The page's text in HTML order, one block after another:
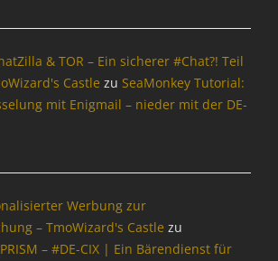
& TOR – Ein sicherer #Chat?! Teil
Castle zu SeaMonkey Tutorial:
mit Enigmail – nieder mit der DE-
Werbung zur
– TmoWizard's Castle zu
– #DE-CIX | Ein Bärendienst für